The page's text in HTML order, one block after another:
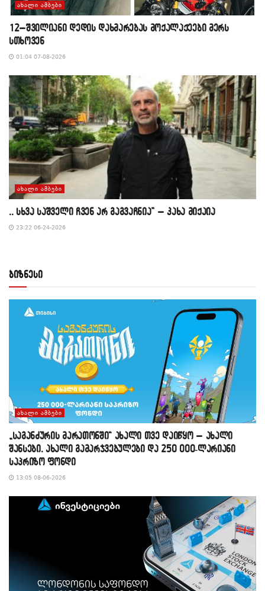
ᲐᲮᲐᲚᲘ ᲐᲛᲑᲔᲑᲘ
12–შვილიანი დედის დახმარებას მოქალაქეები მერს
სთხოვენ
01:04 07-08-2026
ᲐᲮᲐᲚᲘ ᲐᲛᲑᲔᲑᲘ
,, სხვა საშველი ჩვენ არ გაგვაჩნია” – კახა მიქაია
23:22 06-24-2026
ბიზნესი
ᲐᲮᲐᲚᲘ ᲐᲛᲑᲔᲑᲘ
„საგანძურის მარათონში“ ახალი თვე დაიწყო – ახალი
შანსები, ახალი გამარჯვებულები და 250 000-ლარიანი
საპრიზო ფონდი
13:05 08-06-2026